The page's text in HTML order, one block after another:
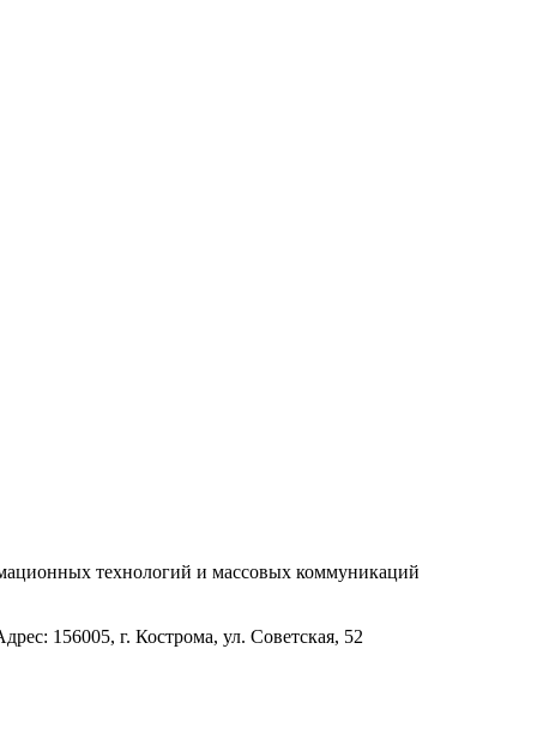
технологий и массовых коммуникаций
156005, г. Кострома, ул. Советская, 52